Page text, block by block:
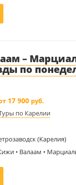
–
по
17 900 руб.
по Карелии
(Карелия)
• Валаам •